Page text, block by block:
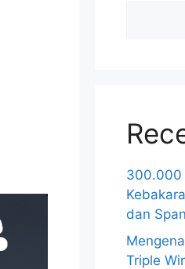
300.000
dan
Triple